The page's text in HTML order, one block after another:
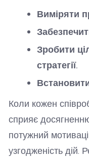
Виміряти
Зробити
стратегії.
Коли кожен
сприяє
потужний
узгодженість дій.